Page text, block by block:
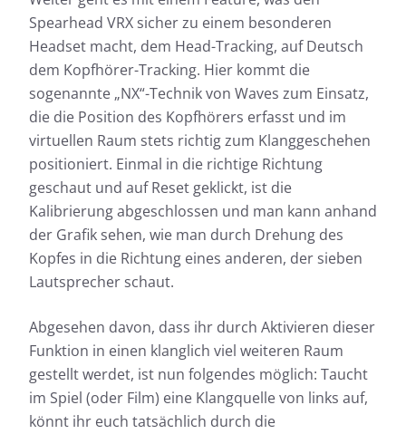
Spearhead VRX sicher zu einem besonderen
Headset macht, dem Head-Tracking, auf Deutsch
dem Kopfhörer-Tracking. Hier kommt die
sogenannte „NX“-Technik von Waves zum Einsatz,
die die Position des Kopfhörers erfasst und im
virtuellen Raum stets richtig zum Klanggeschehen
positioniert. Einmal in die richtige Richtung
geschaut und auf Reset geklickt, ist die
Kalibrierung abgeschlossen und man kann anhand
der Grafik sehen, wie man durch Drehung des
Kopfes in die Richtung eines anderen, der sieben
Lautsprecher schaut.
Abgesehen davon, dass ihr durch Aktivieren dieser
Funktion in einen klanglich viel weiteren Raum
gestellt werdet, ist nun folgendes möglich: Taucht
im Spiel (oder Film) eine Klangquelle von links auf,
könnt ihr euch tatsächlich durch die